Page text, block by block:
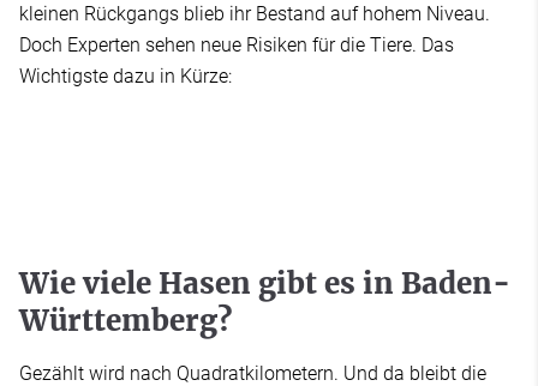
kleinen Rückgangs blieb ihr Bestand auf hohem Niveau.
Doch Experten sehen neue Risiken für die Tiere. Das
Wichtigste dazu in Kürze:
Wie viele Hasen gibt es in Baden-
Württemberg?
Gezählt wird nach Quadratkilometern. Und da bleibt die